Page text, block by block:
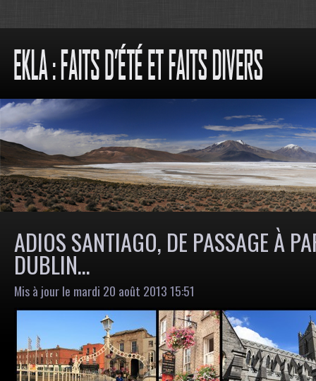
ADIOS SANTIAGO, DE PASSAGE À
DUBLIN…
Mis à jour le mardi 20 août 2013 15:51